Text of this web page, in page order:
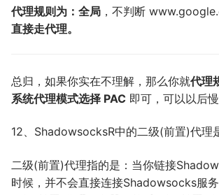
代理规则为：全局 ，不判断
直接走代理。
总归，如果你实在不理解，那么你就代理
系统代理模式选择 PAC 即可，可以以后
12、ShadowsocksR中的二级(前置)代理
二级(前置)代理指的是：当你链接
时候，并不会直接连接Shadowsocks服